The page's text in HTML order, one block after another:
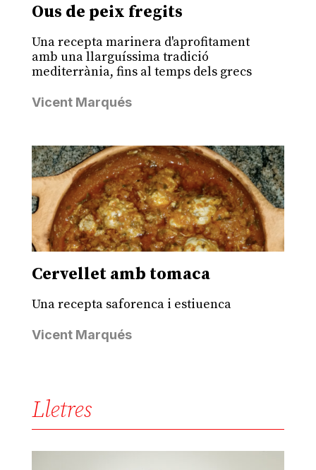
Ous de peix fregits
Una recepta marinera d'aprofitament
amb una llarguíssima tradició
mediterrània, fins al temps dels grecs
Vicent Marqués
Cervellet amb tomaca
Una recepta saforenca i estiuenca
Vicent Marqués
Lletres